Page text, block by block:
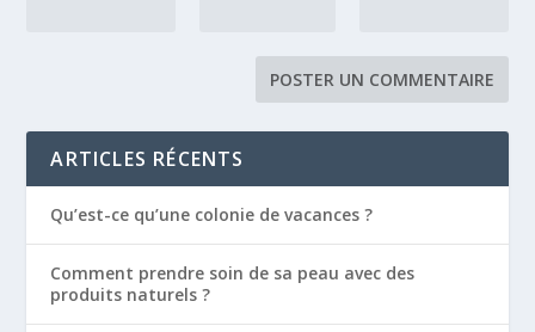
ARTICLES RÉCENTS
Qu’est-ce qu’une colonie de vacances ?
Comment prendre soin de sa peau avec des
produits naturels ?